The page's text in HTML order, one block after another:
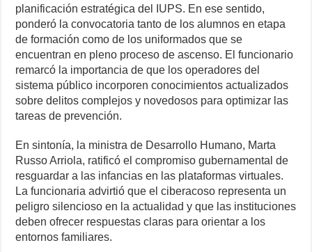
planificación estratégica del IUPS. En ese sentido,
ponderó la convocatoria tanto de los alumnos en etapa
de formación como de los uniformados que se
encuentran en pleno proceso de ascenso. El funcionario
remarcó la importancia de que los operadores del
sistema público incorporen conocimientos actualizados
sobre delitos complejos y novedosos para optimizar las
tareas de prevención.
En sintonía, la ministra de Desarrollo Humano, Marta
Russo Arriola, ratificó el compromiso gubernamental de
resguardar a las infancias en las plataformas virtuales.
La funcionaria advirtió que el ciberacoso representa un
peligro silencioso en la actualidad y que las instituciones
deben ofrecer respuestas claras para orientar a los
entornos familiares.